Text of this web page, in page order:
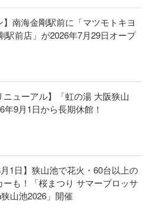
】南海金剛駅前に「マツモトキヨ
駅前店」が2026年7月29日オープ
ニューアル】「虹の湯 大阪狭山
年9月1日から長期休館！
月1日】狭山池で花火・60台以上の
ーも！「桜まつり サマーブロッサ
山池2026」開催